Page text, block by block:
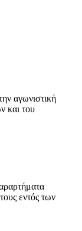
αγωνιστική
και του
εντός των